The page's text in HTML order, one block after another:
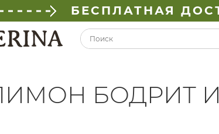
БЕСПЛАТНАЯ
БОДРИТ